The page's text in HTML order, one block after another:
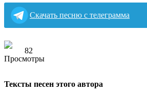
Скачать песню с телеграмма
82
Тексты песен этого автора